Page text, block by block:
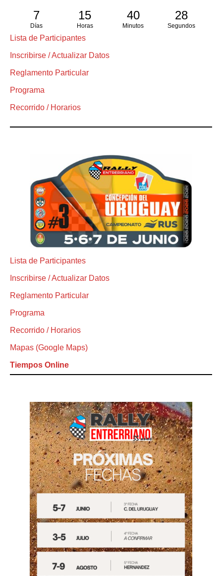
7
Días
15
Horas
40
Minutos
27
Segundos
Lista de Participantes
Inscribirse / Actualizar Datos
Reglamento Particular
Programa
Recorrido / Horarios
Lista de Participantes
Inscribirse / Actualizar Datos
Reglamento Particular
Programa
Recorrido / Horarios
Mapas (Google Maps)
Tiempos Online